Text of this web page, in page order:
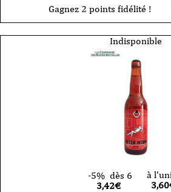
Gagnez 2 points fidélité !
Indisponible
-5% dès 6
3,42€
à
3,60